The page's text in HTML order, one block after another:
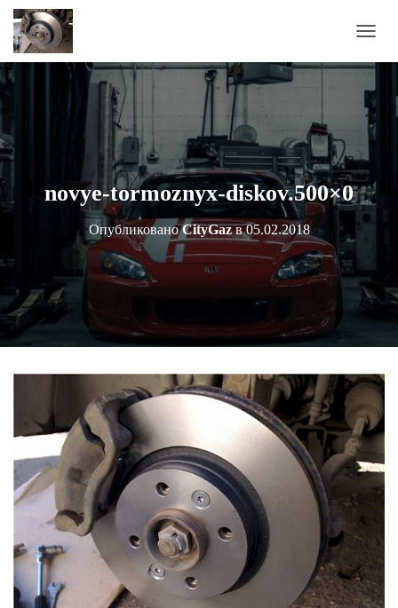
Е
Е
К
Л
Ч
И
Т
Ь
И
Г
И
novye-tormoznyx-diskov.500×0
ОпубликованоCityGazв05.02.2018